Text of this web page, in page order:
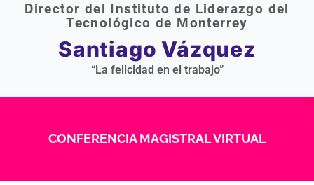
Director del Instituto de Liderazgo del
Tecnológico de Monterrey
Santiago Vázquez
“La felicidad en el trabajo”
CONFERENCIA MAGISTRAL VIRTUAL